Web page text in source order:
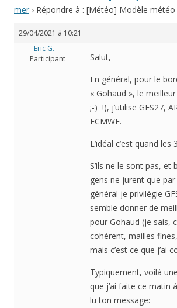
mer › Répondre à : [Météo] Modèle
29/04/2021 à 10:21
Eric G.
Participant
Salut,
En général, pour le
« Gohaud », le
;-) !), j’utilise GFS27,
ECMWF.
L’idéal c’est quand les
S’ils ne le sont pas, et
gens ne jurent que par
général je privilégie
semble donner de
pour Gohaud (je sais,
cohérent, mailles
mais c’est ce que j’ai
Typiquement, voilà
que j’ai faite ce matin
lu ton message: